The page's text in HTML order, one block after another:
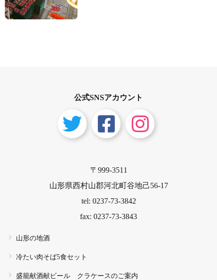
公式SNSアカウント
〒999-3511
山形県西村山郡河北町谷地己56-17
tel: 0237-73-3842
fax: 0237-73-3843
山形の地酒
冷たい肉そば5食セット
盛籠献酒献ビール クラケースのご案内